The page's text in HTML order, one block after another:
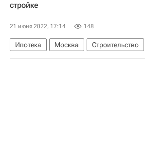
стройке
21 июня 2022, 17:14 148
Ипотека Москва
Строительство
Сергей Собянин